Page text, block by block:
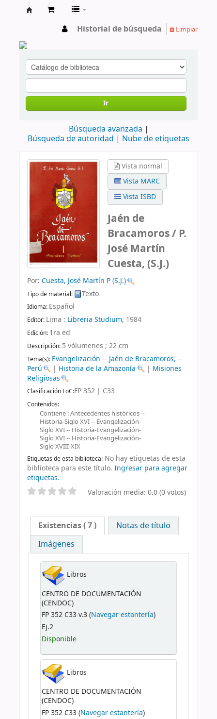
Historial de búsqueda Limpiar
Ir
Búsqueda avanzada
Búsqueda de autoridad
Nube de etiquetas
Vista normal
Vista MARC
Vista ISBD
Jaén de
Bracamoros / P.
José Martín
Cuesta, (S.J.)
Por: Cuesta, José Martín P (S.J.)
Tipo de material: Texto
Idioma: Español
Editor: Lima : Libreria Studium, 1984
Edición: 1ra ed
Descripción: 5 vólumenes ; 22 cm
Tema(s): Evangelización -- Jaén de Bracamoros, --
Perú
| Historia de la Amazonía | Misiones
Religiosas
Clasificación LoC:FP 352 | C33
Contenidos:
Contiene : Antecedentes históricos --
Historia-Siglo XVI -- Evangelización-
Siglo XVI -- Historia-Evangelización-
Siglo XVI -- Historia-Evangelización-
Siglo XVIII-XIX
Etiquetas de esta biblioteca: No hay etiquetas de esta
biblioteca para este título. Ingresar para agregar
etiquetas.
Valoración media: 0.0 (0 votos)
Existencias( 7 )
Notas de título
Imágenes
Libros
CENTRO DE DOCUMENTACIÓN
(CENDOC)
FP 352 C33 v.3 (Navegar estantería)
Ej.2
Disponible
Libros
CENTRO DE DOCUMENTACIÓN
(CENDOC)
FP 352 C33 (Navegar estantería)